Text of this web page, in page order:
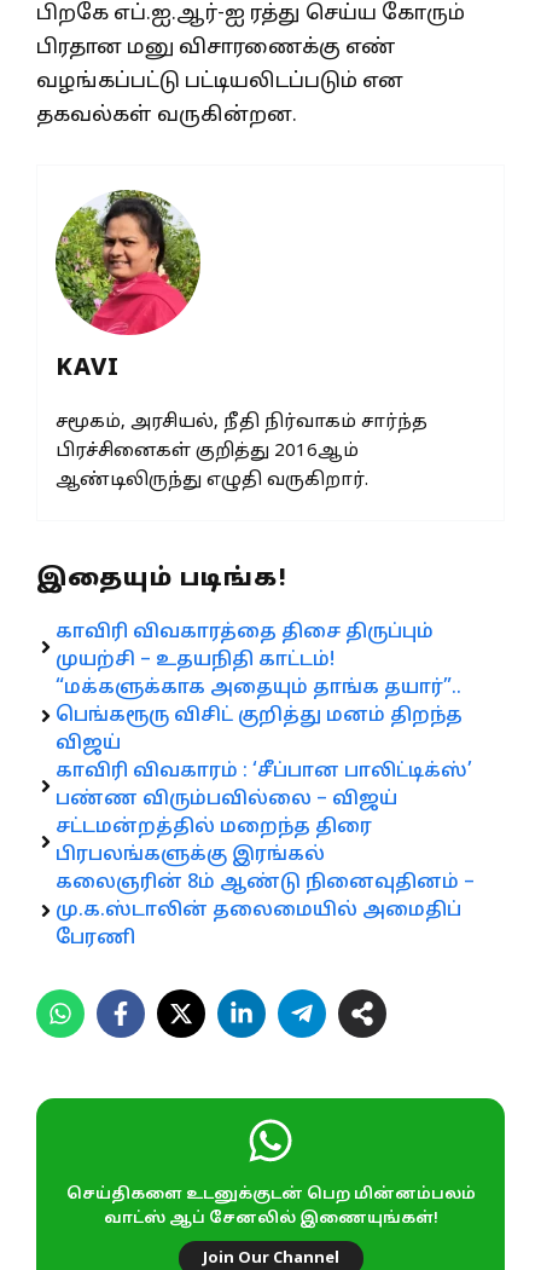
பிறகே எப்.ஐ.ஆர்-ஐ ரத்து செய்ய கோரும்
பிரதான மனு விசாரணைக்கு எண்
வழங்கப்பட்டு பட்டியலிடப்படும் என
தகவல்கள் வருகின்றன.
KAVI
சமூகம், அரசியல், நீதி நிர்வாகம் சார்ந்த
பிரச்சினைகள் குறித்து 2016ஆம்
ஆண்டிலிருந்து எழுதி வருகிறார்.
இதையும் படிங்க!
காவிரி விவகாரத்தை திசை திருப்பும்
முயற்சி – உதயநிதி காட்டம்!
“மக்களுக்காக அதையும் தாங்க தயார்”..
பெங்கரூரு விசிட் குறித்து மனம் திறந்த
விஜய்
காவிரி விவகாரம் : ‘சீப்பான பாலிட்டிக்ஸ்’
பண்ண விரும்பவில்லை – விஜய்
சட்டமன்றத்தில் மறைந்த திரை
பிரபலங்களுக்கு இரங்கல்
கலைஞரின் 8ம் ஆண்டு நினைவுதினம் –
மு.க.ஸ்டாலின் தலைமையில் அமைதிப்
பேரணி
செய்திகளை உடனுக்குடன் பெற மின்னம்பலம்
வாட்ஸ் ஆப் சேனலில் இணையுங்கள்!
Join Our Channel